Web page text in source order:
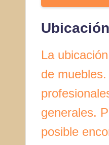
La
de
generales.
posible